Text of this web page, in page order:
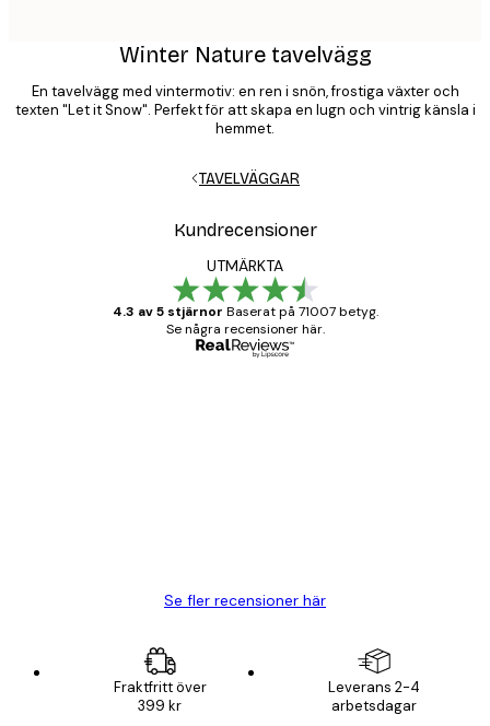
Winter Nature tavelvägg
En tavelvägg med vintermotiv: en ren i snön, frostiga växter och
texten "Let it Snow". Perfekt för att skapa en lugn och vintrig känsla i
hemmet.
TAVELVÄGGAR
Kundrecensioner
UTMÄRKTA
4.3 av 5 stjärnor Baserat på 71007 betyg.
Se några recensioner här.
Se fler recensioner här
Fraktfritt över
399 kr
Leverans 2-4
arbetsdagar